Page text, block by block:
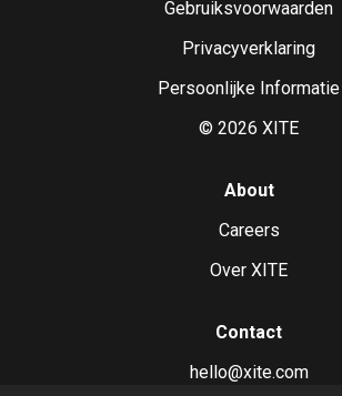
Contact
hello@xite.com
Gebruiksvoorwaarden
Privacyverklaring
Persoonlijke Informatie
© 2026 XITE
About
Careers
Over XITE